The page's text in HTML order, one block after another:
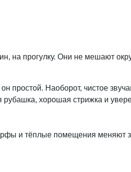
на прогулку. Они не мешают
простой. Наоборот, чистое
рубашка, хорошая стрижка и
и тёплые помещения